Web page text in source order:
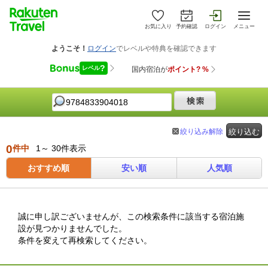
お気に入り 予約確認 ログイン メニュー
絞り込む
絞り込み解除
0件中 1～ 30件表示
おすすめ順 安い順 人気順
誠に申し訳ございませんが、この検索条件に該当する宿泊施
設が見つかりませんでした。
条件を変えて再検索してください。